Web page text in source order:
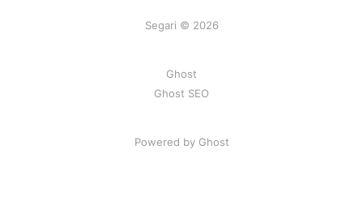
Segari © 2026
Ghost
Ghost SEO
Powered by Ghost